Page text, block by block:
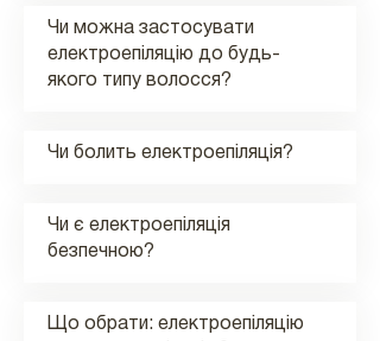
Чи можна застосувати
електроепіляцію до будь-
якого типу волосся?
Чи болить електроепіляція?
Чи є електроепіляція
безпечною?
Що обрати: електроепіляцію